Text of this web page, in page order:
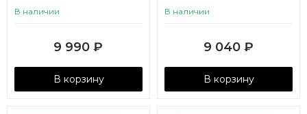
В наличии
9 990 ₽
В корзину
В наличии
9 040 ₽
В корзину